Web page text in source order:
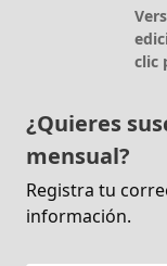
clic
¿Quieres
mensual?
Registra tu
información.